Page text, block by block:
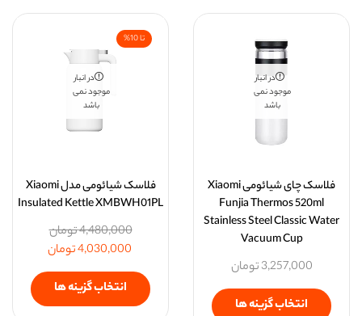
در انبار
موجود نمی
باشد
فلاسک چای شیائومی Xiaomi
Funjia Thermos 520ml
Stainless Steel Classic Water
Vacuum Cup
3,257,000تومان
انتخاب گزینه ها
تا 10%
در انبار
موجود نمی
باشد
فلاسک شیائومی مدل Xiaomi
Insulated Kettle XMBWH01PL
4,480,000تومان
4,030,000تومان
انتخاب گزینه ها